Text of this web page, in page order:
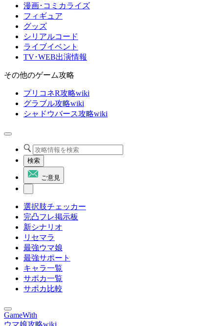
漫画･コミカライズ
フィギュア
グッズ
シリアルコード
ライブイベント
TV･WEB出演情報
その他のゲーム攻略
プリコネR攻略wiki
グラブル攻略wiki
シャドウバース攻略wiki
検索
ご意見
選択肢チェッカー
完凸フレ掲示板
新シナリオ
リセマラ
最強ウマ娘
最強サポート
キャラ一覧
サポカ一覧
サポカ比較
GameWith
ウマ娘攻略wiki